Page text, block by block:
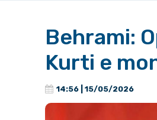
Behrami:
Kurti e
14:56 | 15/05/2026